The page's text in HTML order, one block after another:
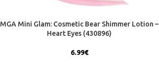
MGA Mini Glam: Cosmetic Bear Shimmer Lotion –
Heart Eyes (430896)
6.99€